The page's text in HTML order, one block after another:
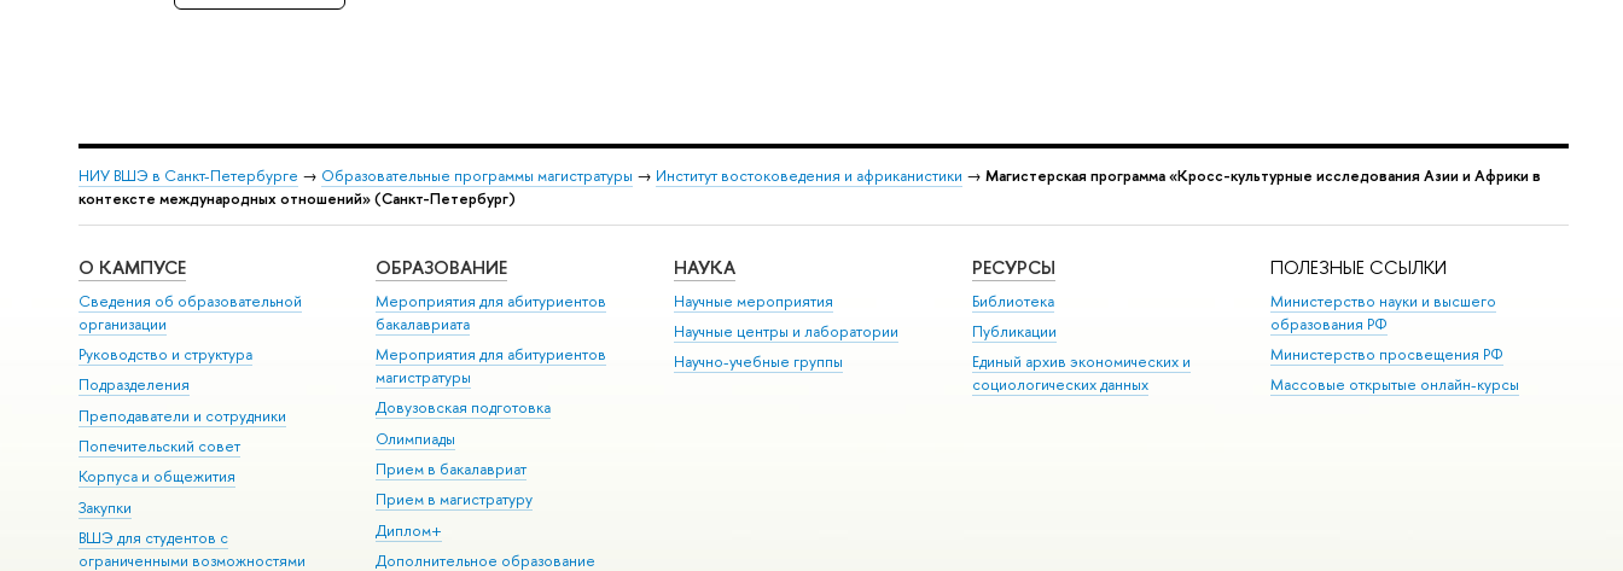
НИУ ВШЭ в Санкт-Петербурге → Образовательные программы магистратуры → Институт востоковедения и африканистики → Магистерская программа «Кросс-культурные исследования Азии и Африки в
контексте международных отношений» (Санкт-Петербург)
О КАМПУСЕ
Сведения об образовательной
организации
Руководство и структура
Подразделения
Преподаватели и сотрудники
Попечительский совет
Корпуса и общежития
Закупки
ВШЭ для студентов с
ограниченными возможностями
ОБРАЗОВАНИЕ
Мероприятия для абитуриентов
бакалавриата
Мероприятия для абитуриентов
магистратуры
Довузовская подготовка
Олимпиады
Прием в бакалавриат
Прием в магистратуру
Диплом+
Дополнительное образование
НАУКА
Научные мероприятия
Научные центры и лаборатории
Научно-учебные группы
РЕСУРСЫ
Библиотека
Публикации
Единый архив экономических и
социологических данных
ПОЛЕЗНЫЕ ССЫЛКИ
Министерство науки и высшего
образования РФ
Министерство просвещения РФ
Массовые открытые онлайн-курсы